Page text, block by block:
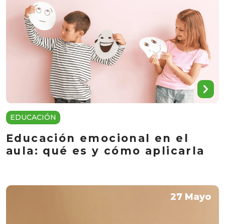
EDUCACIÓN
Educación emocional en el
aula: qué es y cómo aplicarla
27 Mayo